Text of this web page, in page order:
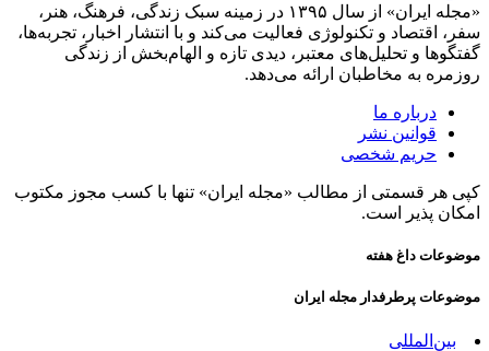
«مجله ایران» از سال ۱۳۹۵ در زمینه سبک زندگی، فرهنگ، هنر،
سفر، اقتصاد و تکنولوژی فعالیت می‌کند و با انتشار اخبار، تجربه‌ها،
گفتگوها و تحلیل‌های معتبر، دیدی تازه و الهام‌بخش از زندگی
روزمره به مخاطبان ارائه می‌دهد.
درباره ما
قوانین نشر
حریم شخصی
کپی هر قسمتی از مطالب «مجله ایران» تنها با کسب مجوز مکتوب
امکان پذیر است.
موضوعات داغ هفته
موضوعات پرطرفدار مجله ایران
بین‌المللی